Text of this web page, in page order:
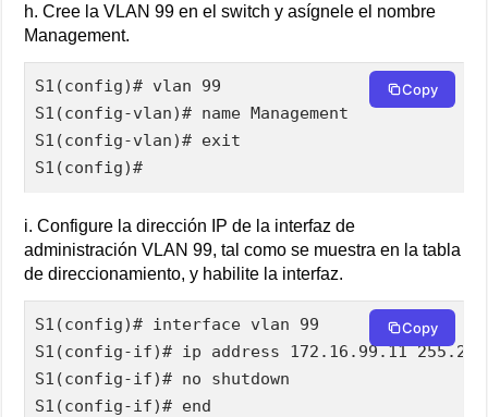
h. Cree la VLAN 99 en el switch y asígnele el nombre
Management.
S1(config)# vlan 99
S1(config-vlan)# name Management
S1(config-vlan)# exit
S1(config)#
Copy
i. Configure la dirección IP de la interfaz de
administración VLAN 99, tal como se muestra en la tabla
de direccionamiento, y habilite la interfaz.
S1(config)# interface vlan 99
S1(config-if)# ip address 172.16.99.11
S1(config-if)# no shutdown
S1(config-if)# end
Copy